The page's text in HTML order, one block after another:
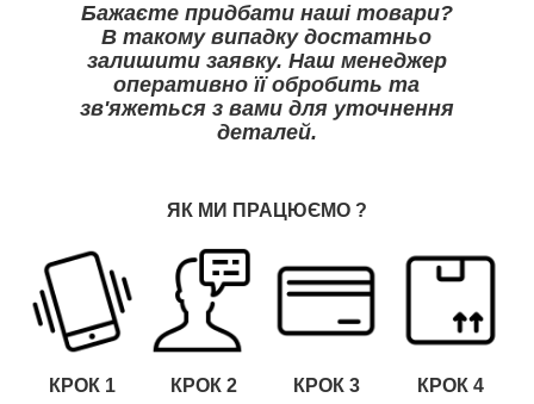
Бажаєте придбати наші товари?
В такому випадку достатньо
залишити заявку. Наш менеджер
оперативно її обробить та
зв'яжеться з вами для уточнення
деталей.
ЯК МИ ПРАЦЮЄМО ?
КРОК 1 КРОК 2 КРОК 3 КРОК 4